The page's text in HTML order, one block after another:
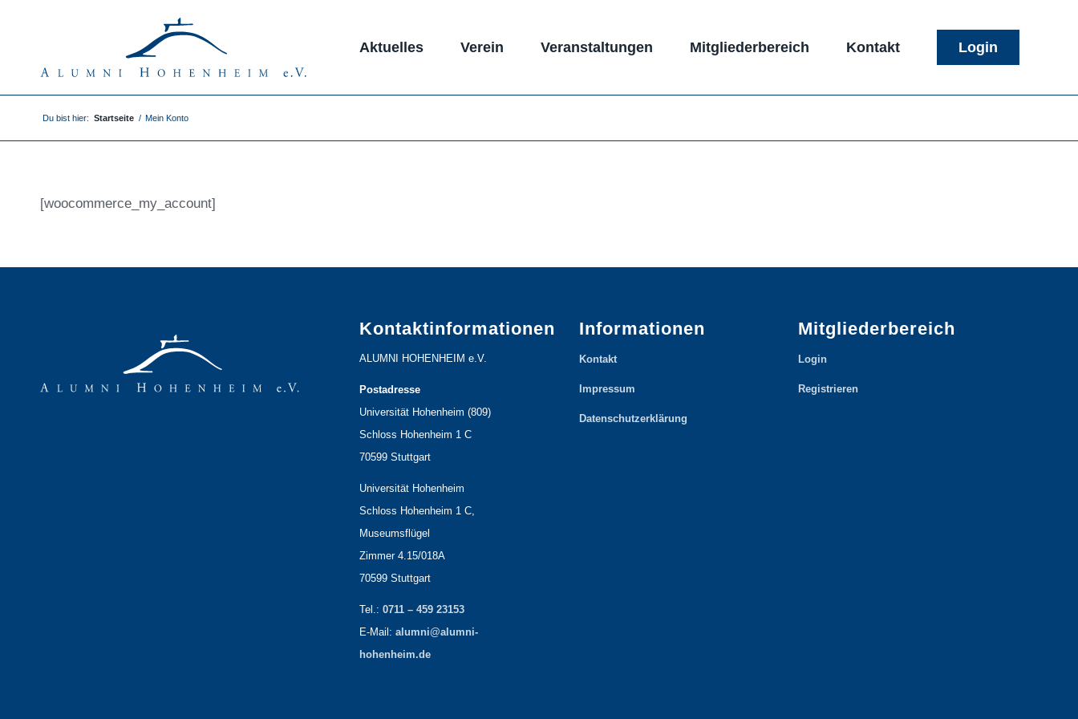
Aktuelles Verein Veranstaltungen Mitgliederbereich Kontakt Login
Du bist hier: Startseite / Mein Konto
[woocommerce_my_account]
Kontaktinformationen
ALUMNI HOHENHEIM e.V.
Postadresse
Universität Hohenheim (809)
Schloss Hohenheim 1 C
70599 Stuttgart
Universität Hohenheim
Schloss Hohenheim 1 C,
Museumsflügel
Zimmer 4.15/018A
70599 Stuttgart
Tel.: 0711 – 459 23153
E-Mail: alumni@alumni-
hohenheim.de
Informationen
Kontakt
Impressum
Datenschutzerklärung
Mitgliederbereich
Login
Registrieren